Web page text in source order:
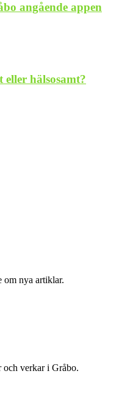
angående appen
hälsosamt?
om nya artiklar.
och verkar i Gråbo.